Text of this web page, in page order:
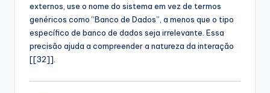
externos, use o nome do sistema em vez de termos
genéricos como “Banco de Dados”, a menos que o tipo
específico de banco de dados seja irrelevante. Essa
precisão ajuda a compreender a natureza da interação
[[32]].